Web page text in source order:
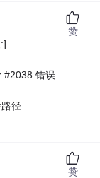
#2038 错误
径
赞
赞